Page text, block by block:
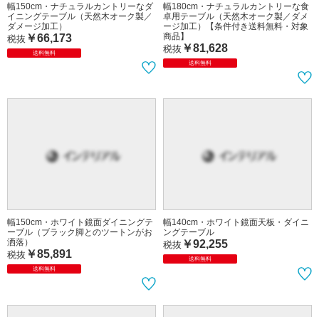
幅150cm・ナチュラルカントリーなダ
イニングテーブル（天然木オーク製／
ダメージ加工）
税抜 ￥66,173
送料無料
幅180cm・ナチュラルカントリーな食
卓用テーブル（天然木オーク製／ダメ
ージ加工）【条件付き送料無料・対象
商品】
税抜 ￥81,628
送料無料
幅150cm・ホワイト鏡面ダイニングテ
ーブル（ブラック脚とのツートンがお
洒落）
税抜 ￥85,891
送料無料
幅140cm・ホワイト鏡面天板・ダイニ
ングテーブル
税抜 ￥92,255
送料無料